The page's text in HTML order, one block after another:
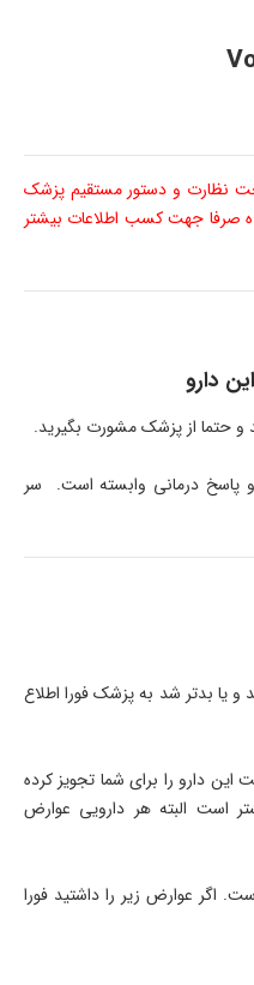
نظارت و دستور مستقیم پزشک
صرفا جهت کسب اطلاعات بیشتر
دارو
و حتما از پزشک مشورت بگیرید.
درمانی وابسته است. سر
و یا بدتر شد به پزشک فورا اطلاع
دارو را برای شما تجویز کرده
است البته هر دارویی عوارض
اگر عوارض زیر را داشتید فورا